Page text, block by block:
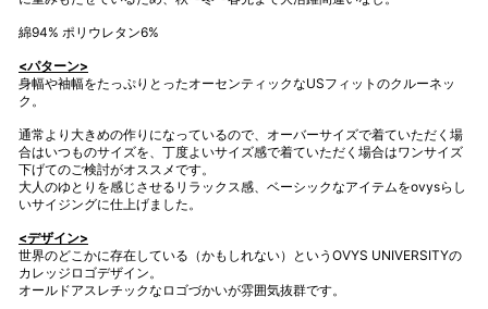
綿94% ポリウレタン6%
<パターン>
身幅や袖幅をたっぷりとったオーセンティックなUSフィットのクルーネッ
ク。
通常より大きめの作りになっているので、オーバーサイズで着ていただく場
合はいつものサイズを、丁度よいサイズ感で着ていただく場合はワンサイズ
下げてのご検討がオススメです。
大人のゆとりを感じさせるリラックス感、ベーシックなアイテムをovysらし
いサイジングに仕上げました。
<デザイン>
世界のどこかに存在している（かもしれない）というOVYS UNIVERSITYの
カレッジロゴデザイン。
オールドアスレチックなロゴづかいが雰囲気抜群です。